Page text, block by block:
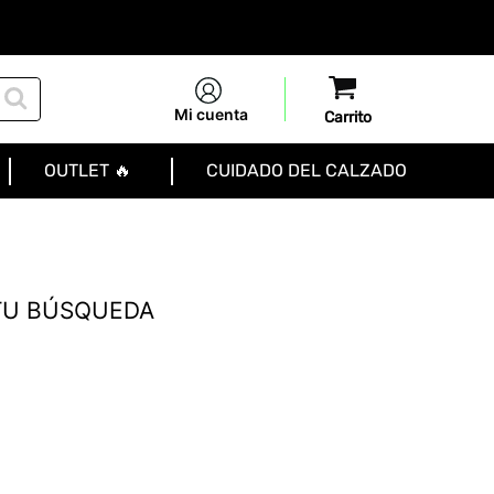
Mi cuenta
OUTLET 🔥 CUIDADO DEL CALZADO
BÚSQUEDA